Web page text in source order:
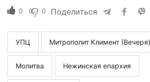
0 0 Поделиться
УПЦ Митрополит Климент (Вечеря)
Молитва Нежинская епархия